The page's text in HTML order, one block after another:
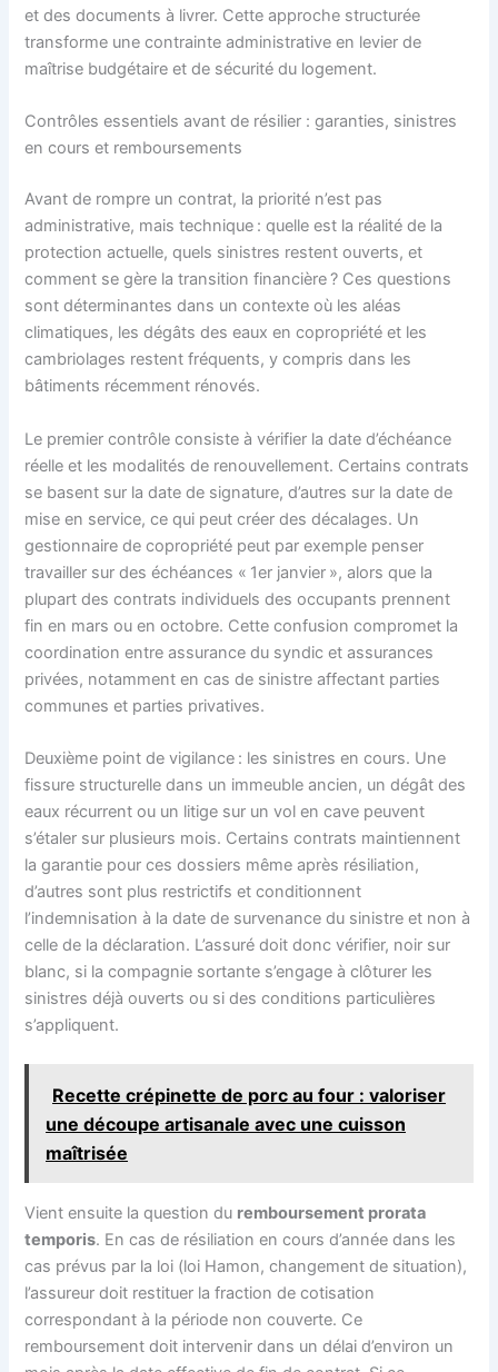
et des documents à livrer. Cette approche structurée
transforme une contrainte administrative en levier de
maîtrise budgétaire et de sécurité du logement.
Contrôles essentiels avant de résilier : garanties, sinistres
en cours et remboursements
Avant de rompre un contrat, la priorité n’est pas
administrative, mais technique : quelle est la réalité de la
protection actuelle, quels sinistres restent ouverts, et
comment se gère la transition financière ? Ces questions
sont déterminantes dans un contexte où les aléas
climatiques, les dégâts des eaux en copropriété et les
cambriolages restent fréquents, y compris dans les
bâtiments récemment rénovés.
Le premier contrôle consiste à vérifier la date d’échéance
réelle et les modalités de renouvellement. Certains contrats
se basent sur la date de signature, d’autres sur la date de
mise en service, ce qui peut créer des décalages. Un
gestionnaire de copropriété peut par exemple penser
travailler sur des échéances « 1er janvier », alors que la
plupart des contrats individuels des occupants prennent
fin en mars ou en octobre. Cette confusion compromet la
coordination entre assurance du syndic et assurances
privées, notamment en cas de sinistre affectant parties
communes et parties privatives.
Deuxième point de vigilance : les sinistres en cours. Une
fissure structurelle dans un immeuble ancien, un dégât des
eaux récurrent ou un litige sur un vol en cave peuvent
s’étaler sur plusieurs mois. Certains contrats maintiennent
la garantie pour ces dossiers même après résiliation,
d’autres sont plus restrictifs et conditionnent
l’indemnisation à la date de survenance du sinistre et non à
celle de la déclaration. L’assuré doit donc vérifier, noir sur
blanc, si la compagnie sortante s’engage à clôturer les
sinistres déjà ouverts ou si des conditions particulières
s’appliquent.
Recette crépinette de porc au four : valoriser
une découpe artisanale avec une cuisson
maîtrisée
Vient ensuite la question du remboursement prorata
temporis. En cas de résiliation en cours d’année dans les
cas prévus par la loi (loi Hamon, changement de situation),
l’assureur doit restituer la fraction de cotisation
correspondant à la période non couverte. Ce
remboursement doit intervenir dans un délai d’environ un